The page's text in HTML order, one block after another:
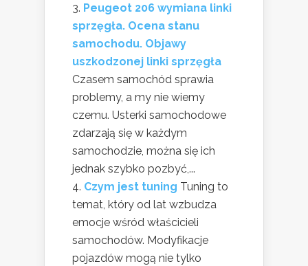
Peugeot 206 wymiana linki
sprzęgła. Ocena stanu
samochodu. Objawy
uszkodzonej linki sprzęgła
Czasem samochód sprawia
problemy, a my nie wiemy
czemu. Usterki samochodowe
zdarzają się w każdym
samochodzie, można się ich
jednak szybko pozbyć,...
Czym jest tuning Tuning to
temat, który od lat wzbudza
emocje wśród właścicieli
samochodów. Modyfikacje
pojazdów mogą nie tylko